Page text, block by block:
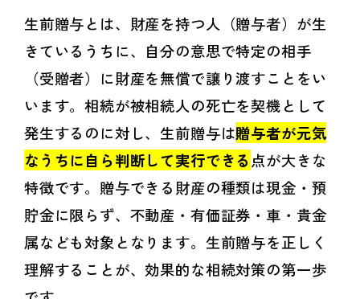
生前贈与とは、財産を持つ人（贈与者）が生
きているうちに、自分の意思で特定の相手
（受贈者）に財産を無償で譲り渡すことをい
います。相続が被相続人の死亡を契機として
発生するのに対し、生前贈与は贈与者が元気
なうちに自ら判断して実行できる 点が大きな
特徴です。贈与できる財産の種類は現金・預
貯金に限らず、不動産・有価証券・車・貴金
属なども対象となります。生前贈与を正しく
理解することが、効果的な相続対策の第一歩